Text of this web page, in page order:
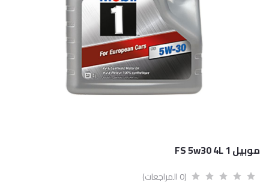
موبيل 1 FS 5w30 4L
(0 المراجعات)